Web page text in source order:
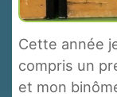
Cette année
compris un
et mon